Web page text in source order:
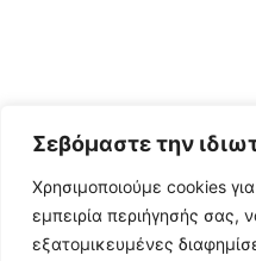
Σεβόμαστε την
Χρησιμοποιούμε cookies
εμπειρία περιήγησής σας,
εξατομικευμένες